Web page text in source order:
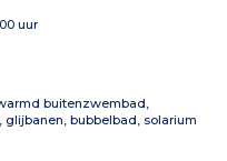
uur
buitenzwembad,
bubbelbad, solarium